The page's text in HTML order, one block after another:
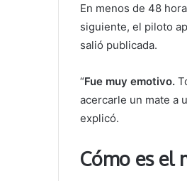
En menos de 48
siguiente, el piloto
salió publicada.
“Fue muy emotivo.
acercarle un mate a
explicó.
Cómo es el